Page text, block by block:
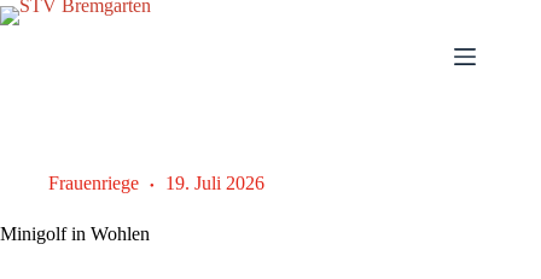
Zum
Inhalt
Frauenriege 19. Juli 2026
Minigolf in Wohlen